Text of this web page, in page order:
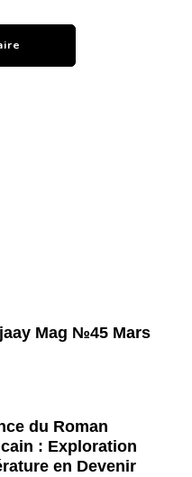
Mag №45 Mars
du Roman
: Exploration
en Devenir